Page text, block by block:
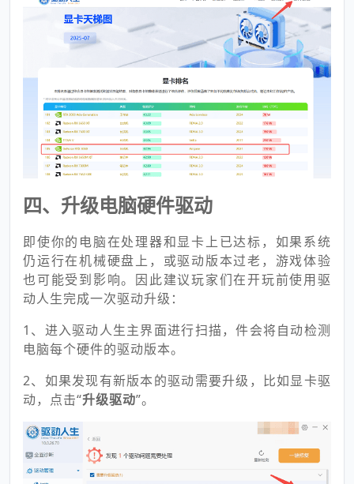
四、升级电脑硬件驱动
即使你的电脑在处理器和显卡上已达标，如果系统
仍运行在机械硬盘上，或驱动版本过老，游戏体验
也可能受到影响。因此建议玩家们在开玩前使用驱
动人生完成一次驱动升级：
1、进入驱动人生主界面进行扫描，件会将自动检测
电脑每个硬件的驱动版本。
2、如果发现有新版本的驱动需要升级，比如显卡驱
动，点击“升级驱动”。